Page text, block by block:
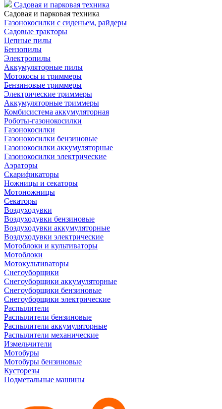
Садовая и парковая техника
Садовая и парковая техника
Газонокосилки с сиденьем, райдеры
Садовые тракторы
Цепные пилы
Бензопилы
Электропилы
Аккумуляторные пилы
Мотокосы и триммеры
Бензиновые триммеры
Электрические триммеры
Аккумуляторные триммеры
Комбисистема аккумуляторная
Роботы-газонокосилки
Газонокосилки
Газонокосилки бензиновые
Газонокосилки аккумуляторные
Газонокосилки электрические
Аэраторы
Скарификаторы
Ножницы и секаторы
Мотоножницы
Секаторы
Воздуходувки
Воздуходувки бензиновые
Воздуходувки аккумуляторные
Воздуходувки электрические
Мотоблоки и культиваторы
Мотоблоки
Мотокультиваторы
Снегоуборщики
Снегоуборщики аккумуляторные
Снегоуборщики бензиновые
Снегоуборщики электрические
Распылители
Распылители бензиновые
Распылители аккумуляторные
Распылители механические
Измельчители
Мотобуры
Мотобуры бензиновые
Кусторезы
Подметальные машины